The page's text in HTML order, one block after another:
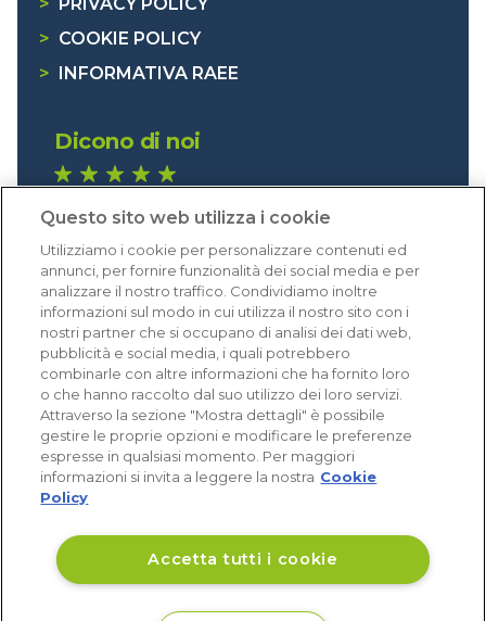
>
PRIVACY POLICY
> COOKIE POLICY
>
INFORMATIVA RAEE
Dicono di noi
Eccellente (4,8)
Acquisti verificati
Questo sito web utilizza i cookie
Utilizziamo i cookie per personalizzare contenuti ed
annunci, per fornire funzionalità dei social media e per
analizzare il nostro traffico. Condividiamo inoltre
informazioni sul modo in cui utilizza il nostro sito con i
nostri partner che si occupano di analisi dei dati web,
pubblicità e social media, i quali potrebbero
combinarle con altre informazioni che ha fornito loro
o che hanno raccolto dal suo utilizzo dei loro servizi.
Attraverso la sezione "Mostra dettagli" è possibile
gestire le proprie opzioni e modificare le preferenze
espresse in qualsiasi momento. Per maggiori
informazioni si invita a leggere la nostra Cookie
Policy
Accetta tutti i cookie